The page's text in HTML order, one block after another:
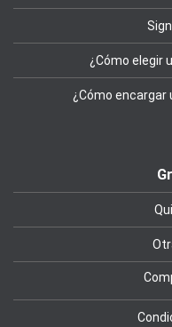
¿Cómo elegir
¿Cómo encargar